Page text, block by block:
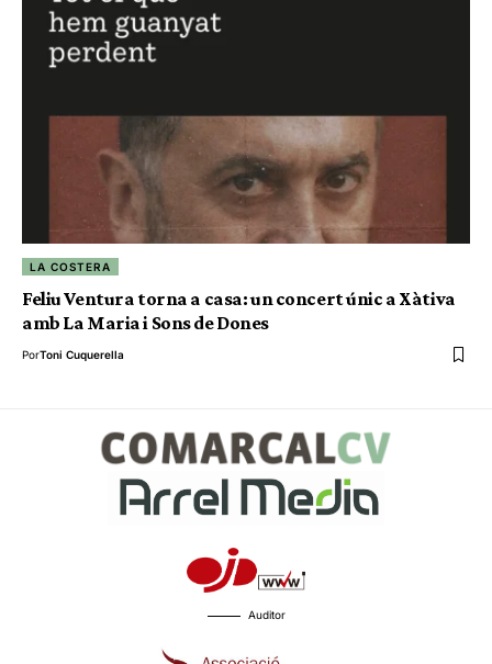
LA COSTERA
Feliu Ventura torna a casa: un concert únic a Xàtiva
amb La Maria i Sons de Dones
PorToni Cuquerella
Auditor